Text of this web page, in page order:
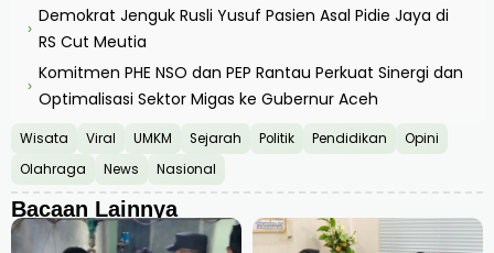
›
Demokrat Jenguk Rusli Yusuf Pasien Asal Pidie Jaya di
RS Cut Meutia
›
Komitmen PHE NSO dan PEP Rantau Perkuat Sinergi dan
Optimalisasi Sektor Migas ke Gubernur Aceh
Wisata Viral UMKM Sejarah Politik Pendidikan
Opini
Olahraga
News Nasional
Bacaan Lainnya